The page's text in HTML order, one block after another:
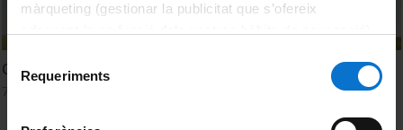
màrqueting (gestionar la publicitat que s’ofereix
consultar laPolítica de galetes del lloc web de la
de Requeriments
Competitive and sustainability industry